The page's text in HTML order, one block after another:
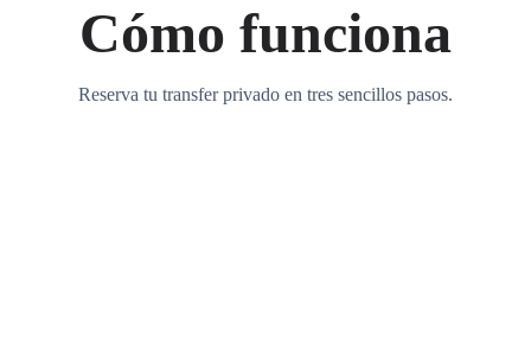
Cómo funciona
Reserva tu transfer privado en tres sencillos pasos.